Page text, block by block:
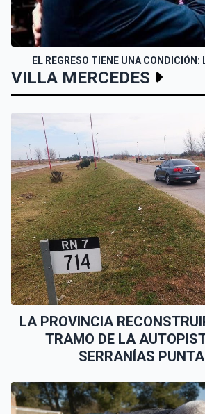
EL REGRESO TIENE UNA CONDICIÓN:
VILLA MERCEDES
LA PROVINCIA
TRAMO DE LA
SERRANÍAS